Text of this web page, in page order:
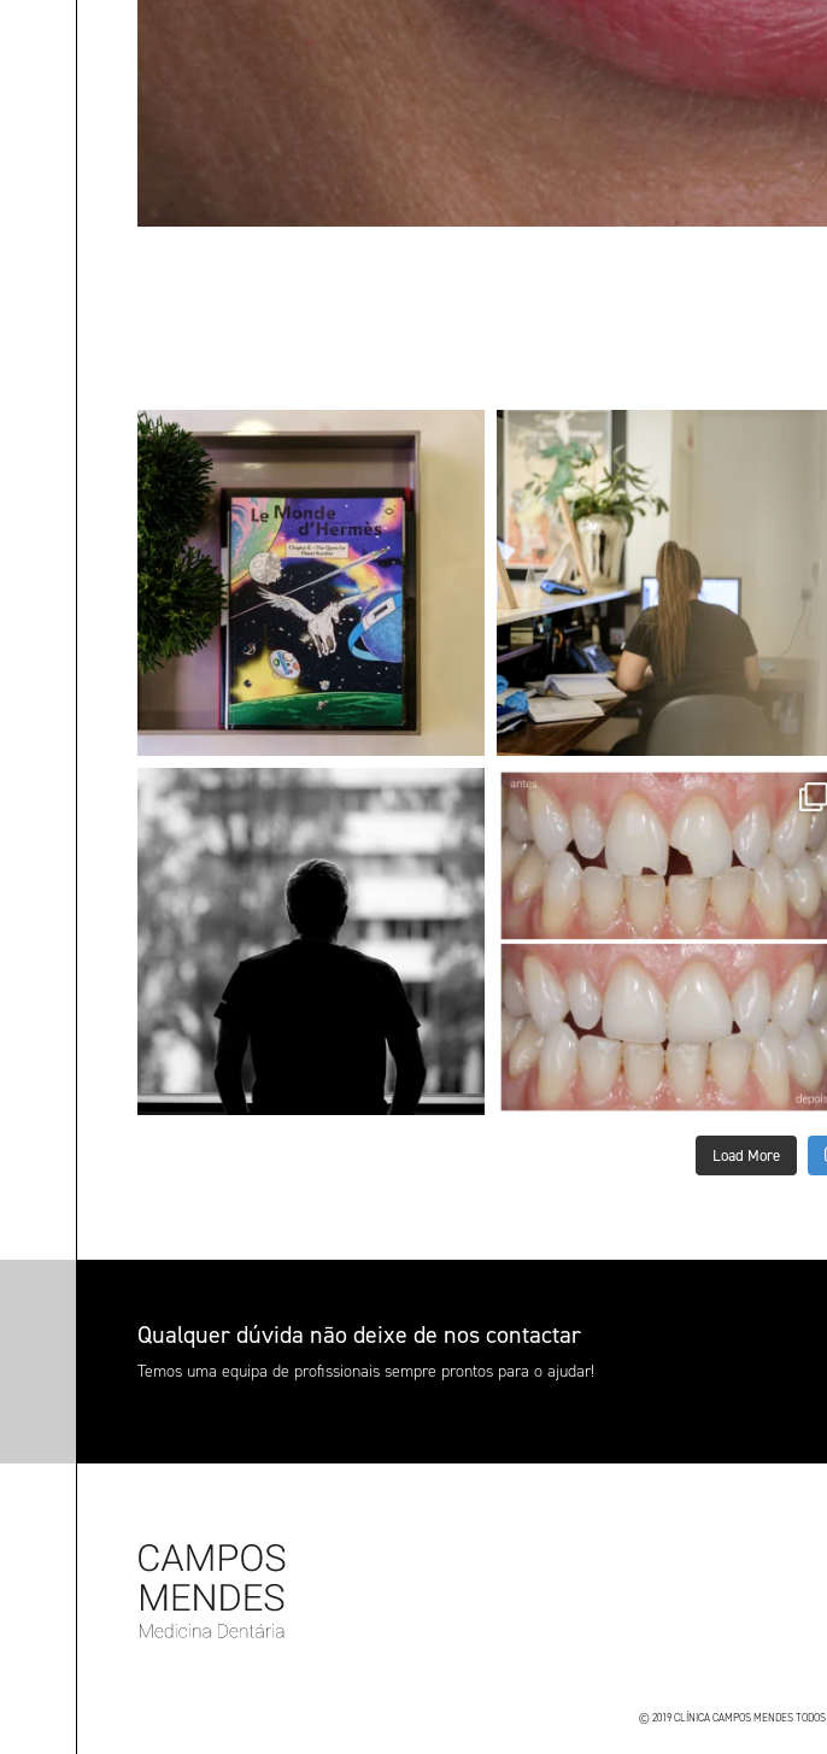
Load More
Qualquer dúvida não deixe de nos contactar
Temos uma equipa de profissionais sempre prontos para o ajudar!
© 2019 CLÍNICA CAMPOS MENDES